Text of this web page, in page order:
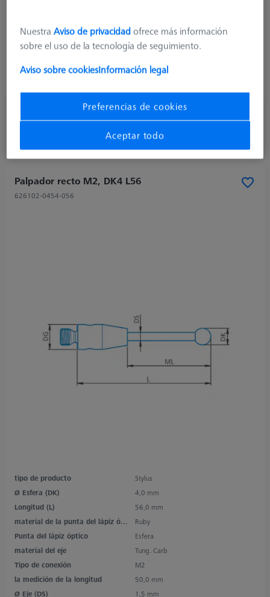
Tipo de conexión
M2
la medición de la longitud
9,0 mm
Ø Eje (DS)
1,0 mm
más el IVA
Disponible en breve
Palpador recto M2, DK4 L56
626102-0454-056
tipo de producto
Stylus
Ø Esfera (DK)
4,0 mm
Longitud (L)
56,0 mm
material de la punta del lápiz óptico
Ruby
Punta del lápiz óptico
Esfera
material del eje
Tung. Carb
Tipo de conexión
M2
la medición de la longitud
50,0 mm
Ø Eje (DS)
1,5 mm
NuestraAviso de privacidadofrece más información
sobre el uso de la tecnología de seguimiento.
Aviso sobre cookiesInformación legal
Preferencias de cookies
Aceptar todo